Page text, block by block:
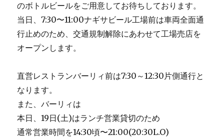
のボトルビールをご用意してお待ちしております。
当日、7:30〜11:00ナギサビール工場前は車両全面通
行止めのため、交通規制解除にあわせて工場売店を
オープンします。
直営レストランバーリィ前は7:30～12:30片側通行と
なります。
また、バーリィは
本日、19日(土)はランチ営業貸切のため
通常営業時間を14:30頃〜21:00(20:30L.O)